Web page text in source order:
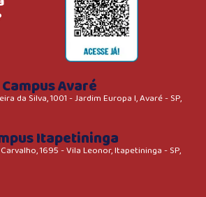
Campus Avaré
da Silva, 1001 - Jardim Europa I, Avaré - SP,
Itapetininga
1695 - Vila Leonor, Itapetininga - SP,